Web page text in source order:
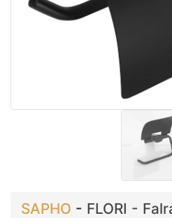
SAPHO - FLORI -